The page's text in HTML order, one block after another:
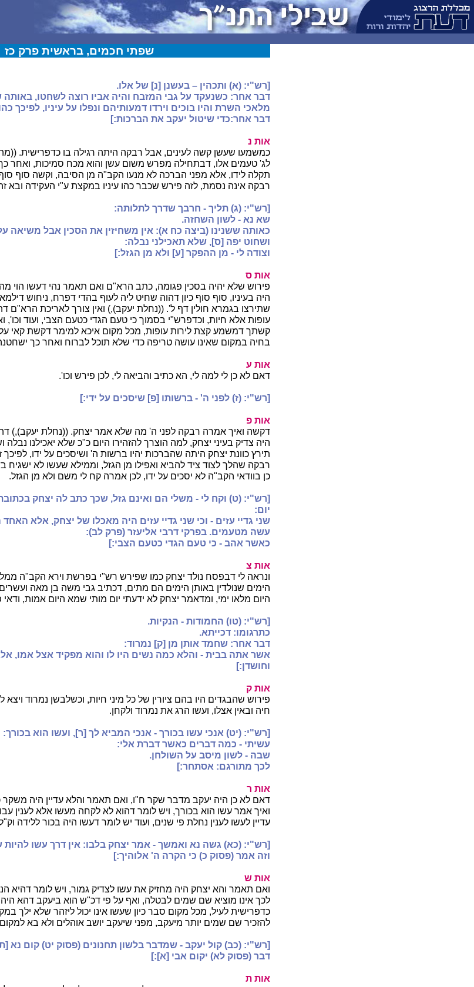
שפתי חכמים, בראשית פרק כז
[רש"י: (א) ותכהין – בעשנן [נ] של אלו.
דבר אחר: כשנעקד על גבי המזבח והיה אביו רוצה לשחטו,
מלאכי השרת והיו בוכים וירדו דמעותיהם ונפלו על עיניו, לפיכך כהו
דבר אחר:כדי שיטול יעקב את הברכות:]
אות נ
כמשמעו שעשן קשה לעינים, אבל רבקה היתה רגילה בו כדפרישית.
לג' טעמים אלו, דבתחילה מפרש משום עשן והוא מכח סמיכות, ואחר
תקלה לידו, אלא מפני הברכה לא מנעו הקב"ה מן הסיבה, וקשה סוף
רבקה אינה נסמת, לזה פירש שכבר כהו עיניו במקצת ע"י העקידה ובא
[רש"י: (ג) תליך - חרבך שדרך לתלותה:
שא נא - לשון השחזה.
כאותה ששנינו (ביצה כח א): אין משחיזין את הסכין אבל משיאה
ושחוט יפה [ס], שלא תאכילני נבלה:
וצודה לי - מן ההפקר [ע] ולא מן הגזל:]
אות ס
פירוש שלא יהיה בסכין פגומה, כתב הרא"ם ואם תאמר נהי דעשו הוי
היה בעיניו, סוף סוף כיון דהוה שחיט ליה לעוף בהדי דפרח, ניחוש
שתירצו בגמרא חולין דף ל'. ((נחלת יעקב),) ואין צורך לאריכת הרא"ם
עופות אלא חיות, וכדפרש"י בסמוך כי טעם הגדי כטעם הצבי, ועוד וכו',
קשתך דמשמע קצת לירות עופות, מכל מקום איכא למימר דקשת קאי על
בחיה במקום שאינו עושה טריפה כדי שלא תוכל לברוח ואחר כך
אות ע
דאם לא כן לי למה לי, הא כתיב והביאה לי, לכן פירש וכו'.
[רש"י: (ז) לפני ה' - ברשותו [פ] שיסכים על ידי:]
אות פ
דקשה ואיך אמרה רבקה לפני ה' מה שלא אמר יצחק. ((נחלת יעקב),)
היה צדיק בעיני יצחק, למה הוצרך להזהירו היום כ"כ שלא יאכילנו נבלה
תירץ כוונת יצחק היתה שהברכות יהיו ברשות ה' ושיסכים על ידו, לפיכך
רבקה שהלך לצוד ציד להביא ואפילו מן הגזל, וממילא שעשו לא ישגיח
כן בוודאי הקב"ה לא יסכים על ידו, לכן אמרה קח לי משם ולא מן הגזל.
[רש"י: (ט) וקח לי - משלי הם ואינם גזל, שכך כתב לה יצחק
יום:
שני גדיי עזים - וכי שני גדיי עזים היה מאכלו של יצחק, אלא
עשה מטעמים. בפרקי דרבי אליעזר (פרק לב):
כאשר אהב - כי טעם הגדי כטעם הצבי:]
אות צ
ונראה לי דבפסח נולד יצחק כמו שפירש רש"י בפרשת וירא הקב"ה
הימים שנולדין באותן הימים הם מתים, דכתיב גבי משה בן מאה
היום מלאו ימי, ומדאמר יצחק לא ידעתי יום מותי שמא היום אמות,
[רש"י: (טו) החמודות - הנקיות.
כתרגומו: דכייתא.
דבר אחר: שחמד אותן מן [ק] נמרוד:
אשר אתה בבית - והלא כמה נשים היו לו והוא מפקיד אצל אמו,
וחושדן:]
אות ק
פירוש שהבגדים היו בהם ציורין של כל מיני חיות, וכשלבשן נמרוד ויצא
חיה ובאין אצלו, ועשו הרג את נמרוד ולקחן.
[רש"י: (יט) אנכי עשו בכורך - אנכי המביא לך [ר], ועשו הוא בכורך:
עשיתי - כמה דברים כאשר דברת אלי:
שבה - לשון מיסב על השולחן.
לכך מתורגם: אסתחר:]
אות ר
דאם לא כן היה יעקב מדבר שקר ח"ו, ואם תאמר והלא עדיין היה משקר
ואיך אמר עשו הוא בכורך, ויש לומר דהוא לא לקחה מעשו אלא לענין
עדיין לעשו לענין נחלת פי שנים, ועוד יש לומר דעשו היה בכור ללידה
[רש"י: (כא) גשה נא ואמשך - אמר יצחק בלבו: אין דרך עשו
וזה אמר (פסוק כ) כי הקרה ה' אלוהיך:]
אות ש
ואם תאמר והא יצחק היה מחזיק את עשו לצדיק גמור, ויש לומר דהיא
לכך אינו מוציא שם שמים לבטלה, ואף על פי דכ"ש הוא ביעקב דהא היה
כדפרישית לעיל, מכל מקום סבר כיון שעשו אינו יכול ליזהר שלא ילך
להזכיר שם שמים יותר מיעקב, מפני שיעקב יושב אוהלים ולא בא
[רש"י: (כב) קול יעקב - שמדבר בלשון תחנונים (פסוק יט) קום נא
דבר (פסוק לא) יקום אבי [א]:]
אות ת